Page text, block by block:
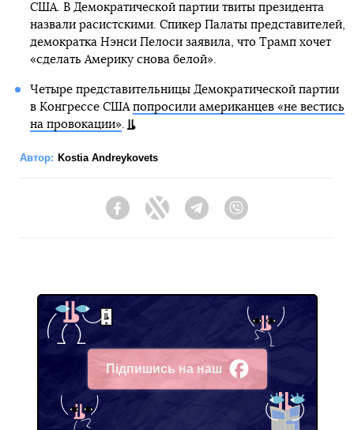
США. В Демократической партии твиты президента
назвали расистскими. Спикер Палаты представителей,
демократка Нэнси Пелоси заявила, что Трамп хочет
«сделать Америку снова белой».
Четыре представительницы Демократической партии
в Конгрессе США попросили американцев «не вестись
на провокации».
Автор: Kostia Andreykovets
FacebookTwitter Telegram
Підпишись на наш
Facebook